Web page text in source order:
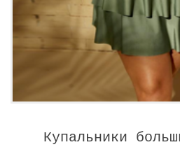
Купальники